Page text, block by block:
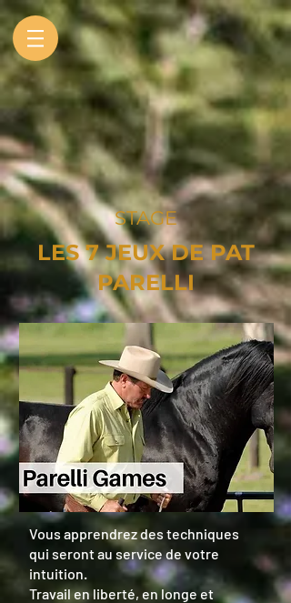
STAGE
LES 7 JEUX DE PAT
PARELLI
Vous apprendrez des techniques
qui seront au service de votre
intuition.
Travail en liberté, en longe et